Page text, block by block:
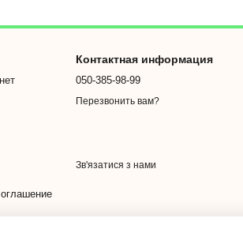
Контактная информация
050-385-98-99
Перезвонить вам?
Зв'язатися з нами